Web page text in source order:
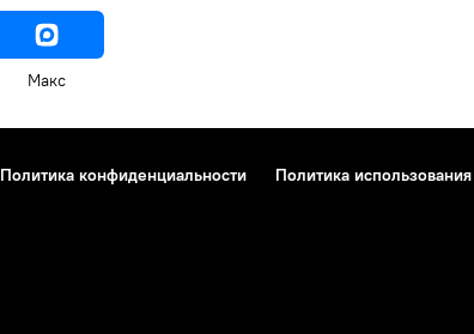
Макс
Политика конфиденциальности Политика